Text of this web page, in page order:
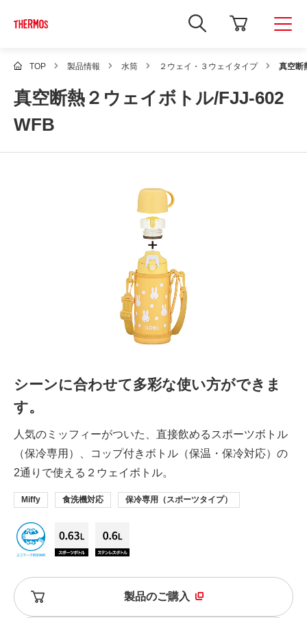
新
し
ィ
ン
ウ
で
ト
TOP 製品情報 水筒 ２ウェイ・３ウェイタイプ 真空断
真空断熱２ウェイボトル/FJJ-602
WFB
シーンに合わせて多彩な使い方ができま
す。
人気のミッフィーがついた、直接飲めるスポーツボトル
（保冷専用）、コップ付きボトル（保温・保冷対応）の
2通りで使える２ウェイボトル。
Miffy 食洗機対応 保冷専用（スポーツタイプ）
製品のご購入